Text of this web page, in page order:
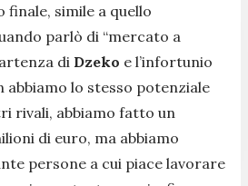
finale, simile a quello
parlò di “mercato a
di Dzeko e l’infortunio
abbiamo lo stesso potenziale
rivali, abbiamo fatto un
di euro, ma abbiamo
persone a cui piace lavorare